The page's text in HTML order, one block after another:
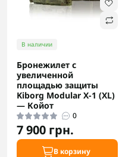
В наличии
Бронежилет с
увеличенной
площадью защиты
Kiborg Modular X-1 (XL)
— Койот
0
7 900 грн.
В корзину